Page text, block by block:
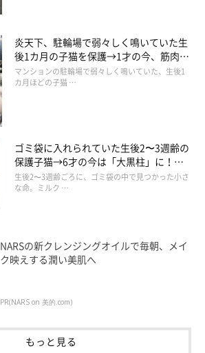
炎天下、駐輪場で弱々しく鳴いていた生
後1カ月の子猫を保護→1才の今、筋肉質
でツンデレなコに成長
マンションの駐輪場で弱々しく鳴いていた、生後1
カ月ほどの子猫 …
ゴミ袋に入れられていた生後2〜3週齢の
保護子猫→6才の今は「大黒柱」に！
美しい黒猫に成長した姿にグッとくる
生後2〜3週齢ごろに、ゴミ袋の中で見つかった小さ
な命。ミルク …
NARSの新クレンジングオイルで毎朝、メイ
ク映えする潤い美肌へ
PR(NARS on 美的.com)
もっと見る